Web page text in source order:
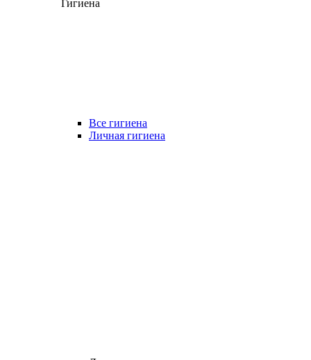
Гигиена
Все гигиена
Личная гигиена